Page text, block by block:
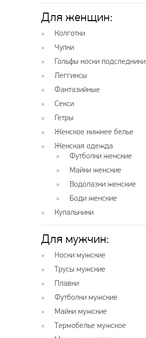
Для женщин:
Колготки
Чулки
Гольфы носки подследники
Леггинсы
Фантазийные
Секси
Гетры
Женское нижнее белье
Женская одежда
Футболки женские
Майки женские
Водолазки женские
Боди женские
Купальники
Для мужчин:
Носки мужские
Трусы мужские
Плавки
Футболки мужские
Майки мужские
Термобелье мужское